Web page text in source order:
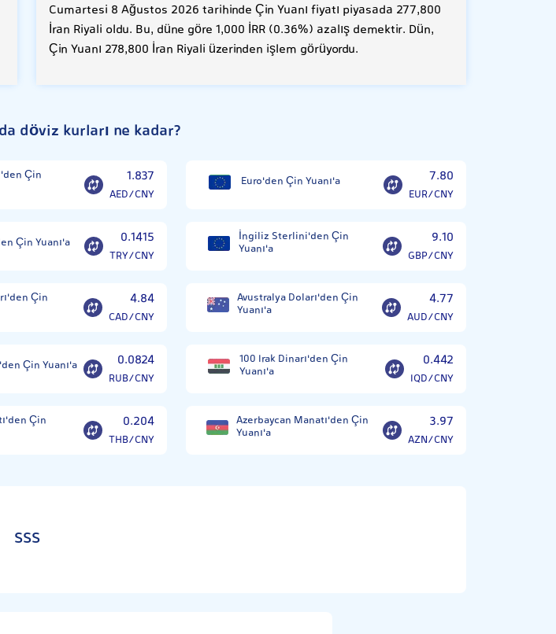
Cumartesi 8 Ağustos 2026 tarihinde Çin Yuanı fiyatı piyasada 277,800
İran Riyali oldu. Bu, düne göre 1,000 İRR (0.36%) azalış demektir. Dün,
Çin Yuanı 278,800 İran Riyali üzerinden işlem görüyordu.
döviz kurları ne kadar?
Çin 1.837
AED/CNY
Euro'den Çin Yuanı'a 7.80
EUR/CNY
Çin Yuanı'a 0.1415
TRY/CNY
İngiliz Sterlini'den Çin
Yuanı'a
9.10
GBP/CNY
Çin 4.84
CAD/CNY
Avustralya Doları'den Çin
Yuanı'a
4.77
AUD/CNY
Çin Yuanı'a 0.0824
RUB/CNY
100 Irak Dinarı'den Çin
Yuanı'a
0.442
IQD/CNY
Çin 0.204
THB/CNY
Azerbaycan Manatı'den Çin
Yuanı'a
3.97
AZN/CNY
SSS